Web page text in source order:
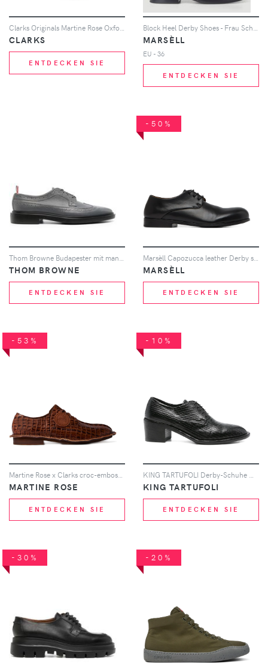
Clarks Originals Martine Rose Oxford shoes - Rosa
CLARKS
ENTDECKEN SIE
Block Heel Derby Shoes - Frau Schnürschuhe Eu - 36
MARSÈLL
EU - 36
ENTDECKEN SIE
THOM BROWNE
ENTDECKEN SIE
-50%
MARSÈLL
ENTDECKEN SIE
-53%
MARTINE ROSE
ENTDECKEN SIE
-10%
KING TARTUFOLI
ENTDECKEN SIE
-30% -20%